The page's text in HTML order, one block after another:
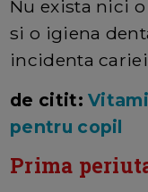
Nu exista nici
si o igiena
incidenta
de citit:
pentru copil
Prima